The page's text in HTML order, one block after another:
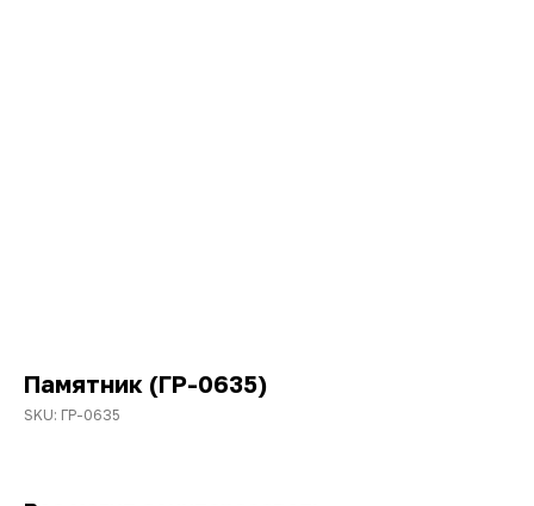
Памятник (ГР-0635)
SKU: ГР-0635